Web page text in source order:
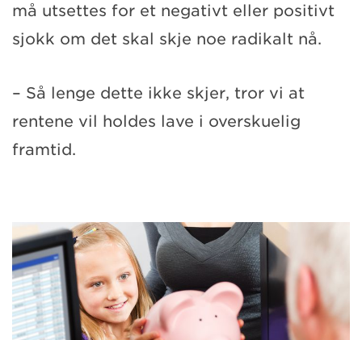
må utsettes for et negativt eller positivt
sjokk om det skal skje noe radikalt nå.
– Så lenge dette ikke skjer, tror vi at
rentene vil holdes lave i overskuelig
framtid.